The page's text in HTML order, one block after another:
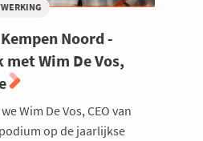
Noord -
Wim De Vos,
Wim De Vos, CEO van
op de jaarlijkse